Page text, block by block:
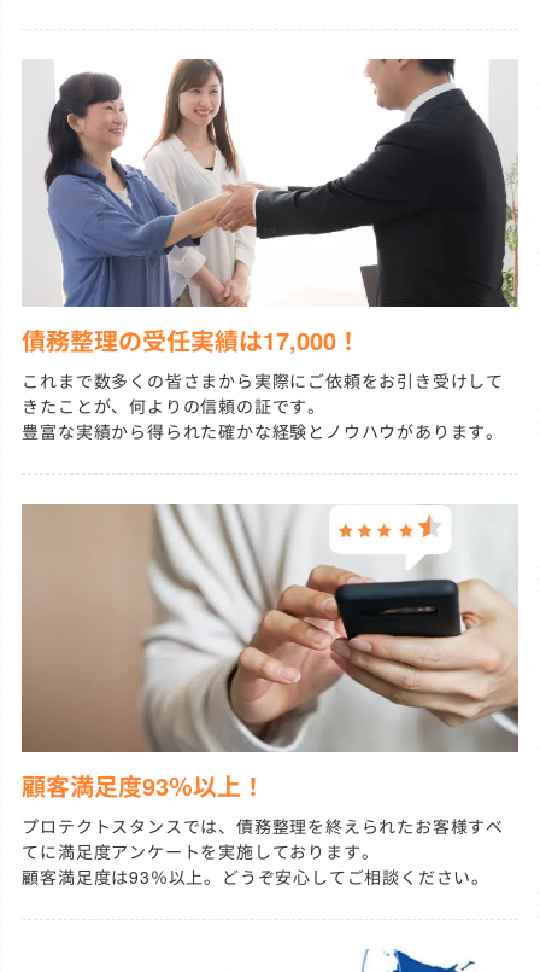
債務整理の受任実績は17,000！
これまで数多くの皆さまから実際にご依頼をお引き受けして
きたことが、何よりの信頼の証です。
豊富な実績から得られた確かな経験とノウハウがあります。
顧客満足度93％以上！
プロテクトスタンスでは、債務整理を終えられたお客様すべ
てに満足度アンケートを実施しております。
顧客満足度は93％以上。どうぞ安心してご相談ください。